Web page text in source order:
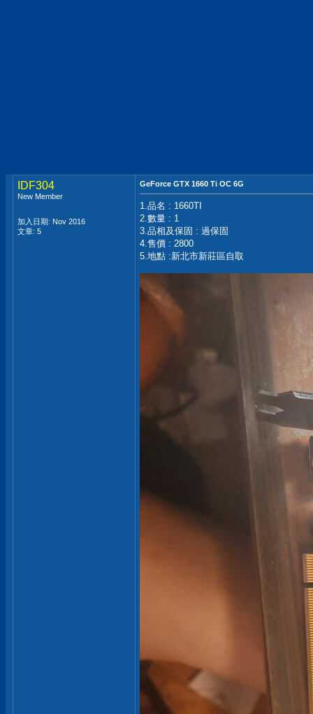
IDF304
New Member
加入日期: Nov 2016
文章: 5
GeForce GTX 1660 Ti OC 6G
1.品名 : 1660TI
2.數量 : 1
3.品相及保固 : 過保固
4.售價 : 2800
5.地點 :新北市新莊區自取